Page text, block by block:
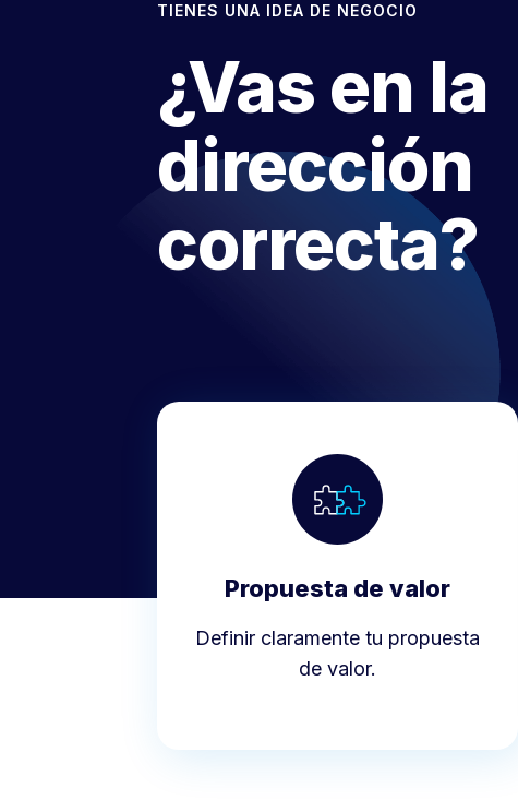
TIENES UNA IDEA DE NEGOCIO
¿Vas en la
dirección
correcta?
Propuesta de valor
Definir claramente tu propuesta
de valor.